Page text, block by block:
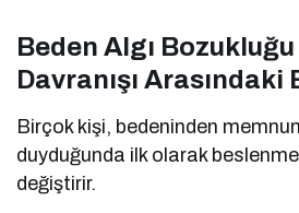
Beden Algı Bozukluğu
Davranışı Arasındaki
Birçok kişi, bedeninden
duyduğunda ilk olarak beslenme
değiştirir.